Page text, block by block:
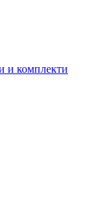
и комплекти